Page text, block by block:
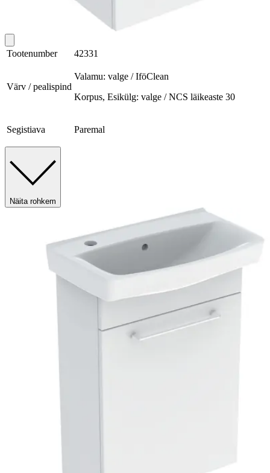
Tootenumber 42331
Värv / pealispind
Valamu: valge / IföClean
Korpus, Esikülg: valge / NCS läikeaste 30
Segistiava Paremal
Näita rohkem